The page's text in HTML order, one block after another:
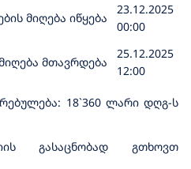
მიღება იწყება
23.12.2025
00:00
მთავრდება
25.12.2025
12:00
18`360 ლარი დღგ-ს
გასაცნობად გთხოვთ